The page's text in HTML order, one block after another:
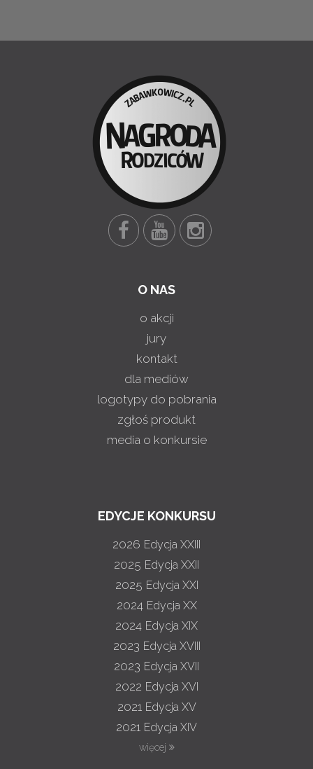
O NAS
o akcji
jury
kontakt
dla mediów
logotypy do pobrania
zgłoś produkt
media o konkursie
EDYCJE KONKURSU
2026 Edycja XXIII
2025 Edycja XXII
2025 Edycja XXI
2024 Edycja XX
2024 Edycja XIX
2023 Edycja XVIII
2023 Edycja XVII
2022 Edycja XVI
2021 Edycja XV
2021 Edycja XIV
więcej